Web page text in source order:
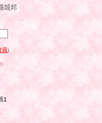
城邦
員)
1